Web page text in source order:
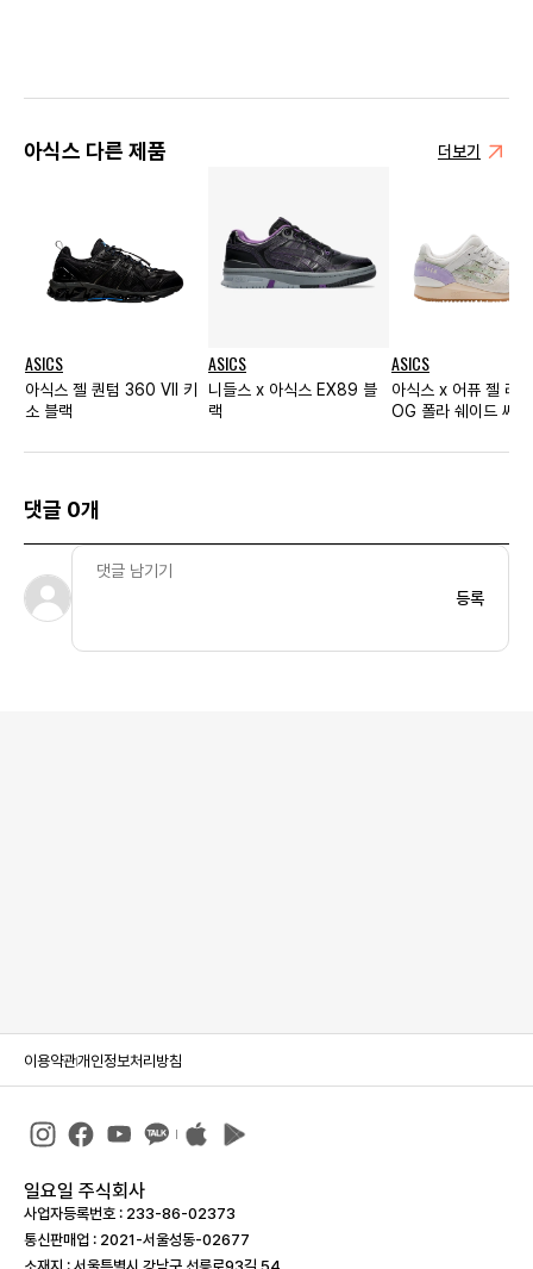
아식스 다른 제품 더보기
ASICS
아식스 젤 퀀텀 360 VII 키
소 블랙
ASICS
니들스 x 아식스 EX89 블
랙
ASICS
아식스 x 어퓨 젤 라
OG 폴라 쉐이드 씨
댓글 0개
등록
이용약관개인정보처리방침
일요일 주식회사
사업자등록번호 : 233-86-023­73
통신판매업 : 2021-서울성동-02677